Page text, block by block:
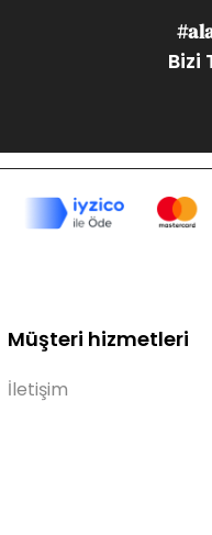
Bizi
Müşteri hizmetleri
İletişim